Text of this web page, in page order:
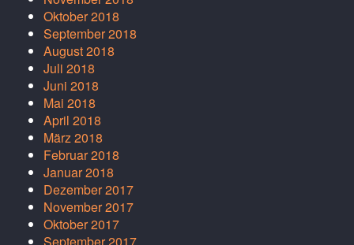
Oktober 2018
September 2018
August 2018
Juli 2018
Juni 2018
Mai 2018
April 2018
März 2018
Februar 2018
Januar 2018
Dezember 2017
November 2017
Oktober 2017